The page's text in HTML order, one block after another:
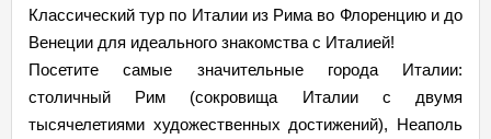
Классический тур по Италии из Рима во Флоренцию и до
Венеции для идеального знакомства с Италией!
Посетите самые значительные города Италии:
столичный Рим (сокровища Италии с двумя
тысячелетиями художественных достижений), Неаполь